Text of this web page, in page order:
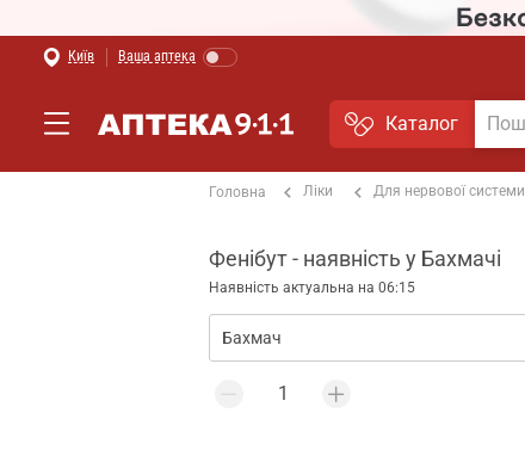
Київ Ваша аптека
Каталог
Головна Ліки Для нервової системи
Фенібут - наявність у Бахмачі
Наявність актуальна на 06:15